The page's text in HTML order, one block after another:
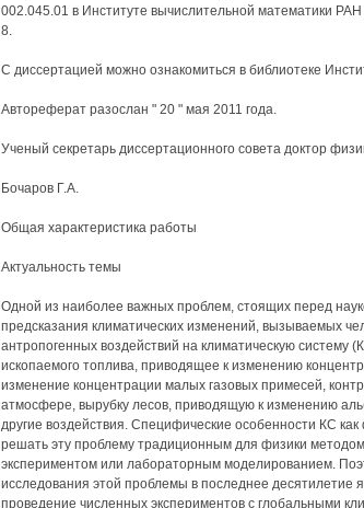
002.045.01 в Институте вычислительной математики РАН
8.
С диссертацией можно ознакомиться в библиотеке
Автореферат разослан " 20 " мая 2011 года.
Ученый секретарь диссертационного совета доктор
Бочаров Г.А.
Общая характеристика работы
Актуальность темы
Одной из наиболее важных проблем, стоящих перед
предсказания климатических изменений, вызываемых
антропогенных воздействий на климатическую систему
ископаемого топлива, приводящее к изменению
изменение концентрации малых газовых примесей,
атмосфере, вырубку лесов, приводящую к изменению
другие воздействия. Специфические особенности КС
решать эту проблему традиционным для физики
экспериментом или лабораторным моделированием.
исследования этой проблемы в последнее десятилетие
проведение численных экспериментов с глобальными